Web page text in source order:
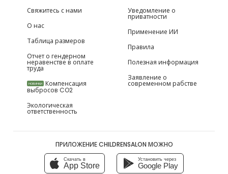
Свяжитесь с нами
О нас
Таблица размеров
Отчет о гендерном
неравенстве в оплате
труда
НОВИНКИ Компенсация
выбросов CO2
Экологическая
ответственность
Уведомление о
приватности
Применение ИИ
Правила
Полезная информация
Заявление о
современном рабстве
ПРИЛОЖЕНИЕ CHILDRENSALON МОЖНО
Скачать в
App Store
Установить через
Google Play